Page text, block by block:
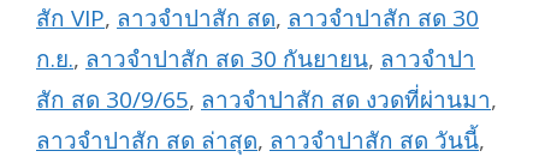
สัก VIP, ลาวจำปาสัก สด, ลาวจำปาสัก สด 30
ก.ย., ลาวจำปาสัก สด 30 กันยายน, ลาวจำปา
สัก สด 30/9/65, ลาวจำปาสัก สด งวดที่ผ่านมา,
ลาวจำปาสัก สด ล่าสุด, ลาวจำปาสัก สด วันนี้,